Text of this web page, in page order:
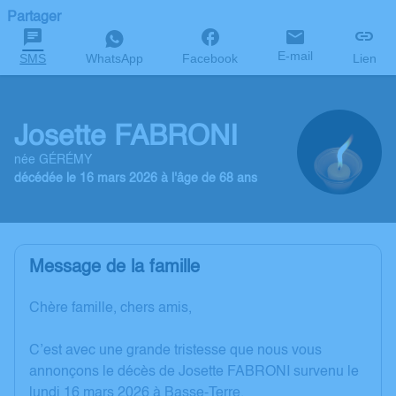
Partager
SMS WhatsApp Facebook E-mail Lien
Josette FABRONI
née GÉRÉMY
décédée le 16 mars 2026 à l'âge de 68 ans
Message de la famille
Chère famille, chers amis,
C’est avec une grande tristesse que nous vous
annonçons le décès de Josette FABRONI survenu le